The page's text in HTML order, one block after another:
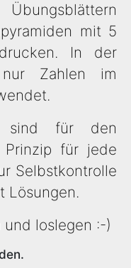
mit 5
In der
Zahlen im
sind für den
Prinzip für jede
Selbstkontrolle
Lösungen.
und loslegen :-)